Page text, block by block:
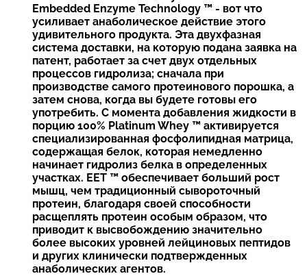
Embedded Enzyme Technology ™ - вот что
усиливает анаболическое действие этого
удивительного продукта. Эта двухфазная
система доставки, на которую подана заявка на
патент, работает за счет двух отдельных
процессов гидролиза; сначала при
производстве самого протеинового порошка, а
затем снова, когда вы будете готовы его
употребить. С момента добавления жидкости в
порцию 100% Platinum Whey ™ активируется
специализированная фосфолипидная матрица,
содержащая белок, которая немедленно
начинает гидролиз белка в определенных
участках. EET ™ обеспечивает больший рост
мышц, чем традиционный сывороточный
протеин, благодаря своей способности
расщеплять протеин особым образом, что
приводит к высвобождению значительно
более высоких уровней лейциновых пептидов
и других клинически подтвержденных
анаболических агентов.